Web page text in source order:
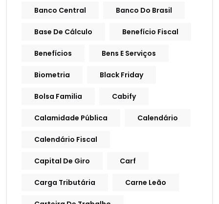
Banco Central Banco Do Brasil
Base De Cálculo Benefício Fiscal
Benefícios Bens E Serviços
Biometria Black Friday
Bolsa Familia Cabify
Calamidade Pública Calendário
Calendário Fiscal
Capital De Giro Carf
Carga Tributária Carne Leão